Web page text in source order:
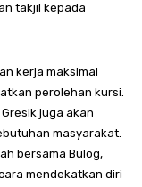
takjil kepada
kerja maksimal
perolehan kursi.
juga akan
masyarakat.
bersama Bulog,
mendekatkan diri